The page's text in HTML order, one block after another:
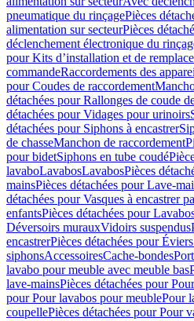
pneumatique du rinçagePièces
alimentation sur secteurPièces
déclenchement électronique du
pour Kits d’installation et de
commandeRaccordements des
pour Coudes de raccordement
détachées pour Rallonges de coude
détachées pour Vidages pour urinoirs
détachées pour Siphons à encastrer
de chasseManchon de raccordement
pour bidetSiphons en tube coudé
lavaboLavabosLavabosPièces
mainsPièces détachées pour Lave-
détachées pour Vasques à encastrer
enfantsPièces détachées pour
Déversoirs murauxVidoirs suspendus
encastrerPièces détachées pour
siphonsAccessoiresCache-bondes
lavabo pour meuble avec meuble bas
lave-mainsPièces détachées pour
pour Pour lavabos pour meublePour
coupellePièces détachées pour Pour